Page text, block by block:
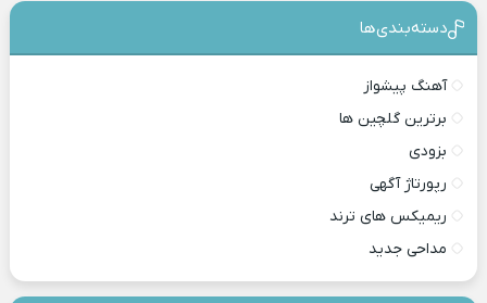
دسته‌بندی‎‌‌ها
آهنگ پیشواز
برترین گلچین ها
بزودی
رپورتاژ آگهی
ریمیکس های ترند
مداحی جدید